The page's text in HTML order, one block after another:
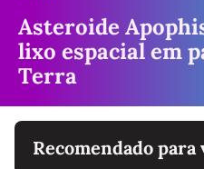
Asteroide
lixo espacial em
Terra
Recomendado para